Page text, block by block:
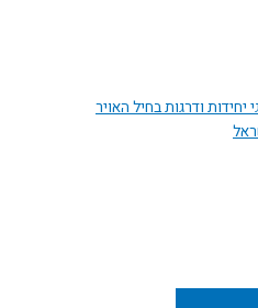
ודרגות בחיל האויר